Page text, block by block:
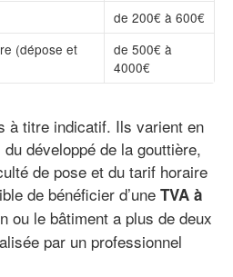
de 200€ à 600€
(dépose et
de 500€ à
4000€
à titre indicatif. Ils varient en
développé de la gouttière,
de pose et du tarif horaire
de bénéficier d’une TVA à
ou le bâtiment a plus de deux
par un professionnel